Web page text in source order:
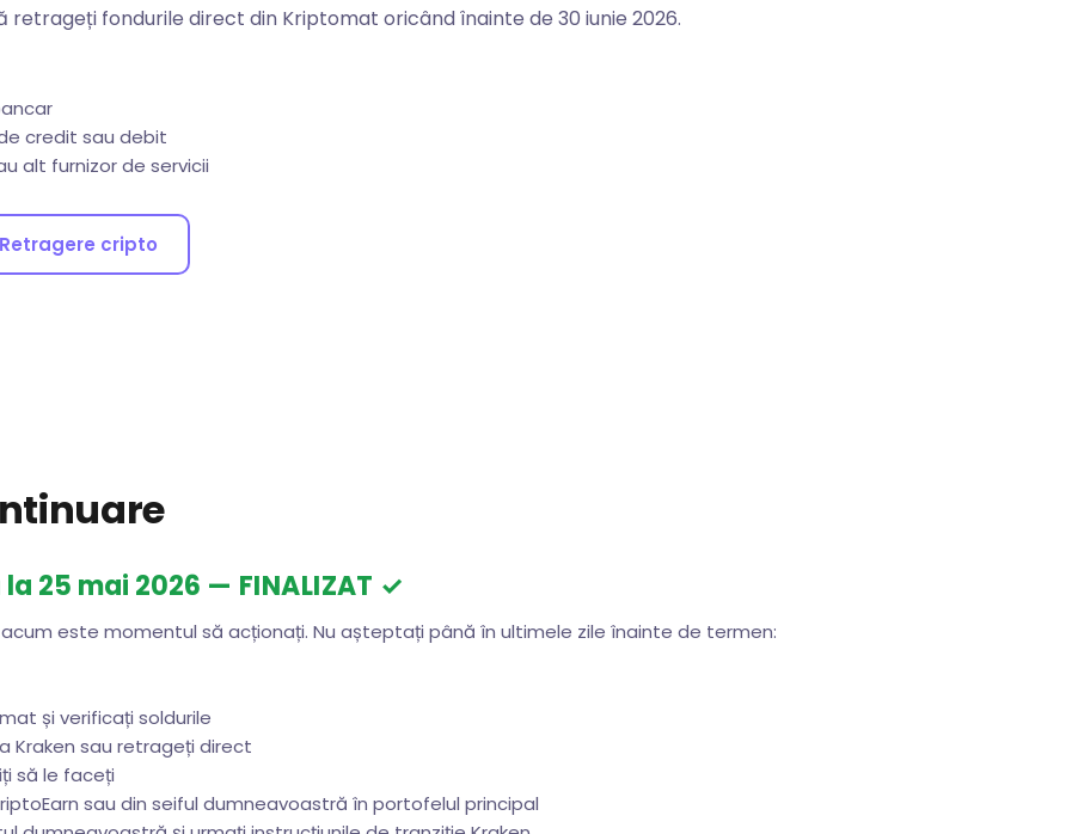
fondurile direct din Kriptomat oricând înainte de 30 iunie 2026.
credit sau debit
alt furnizor de servicii
Retragere cripto
25 mai 2026 — FINALIZAT ✓
este momentul să acționați. Nu așteptați până în ultimele zile înainte de termen:
și verificați soldurile
Kraken sau retrageți direct
să le faceți
sau din seiful dumneavoastră în portofelul principal